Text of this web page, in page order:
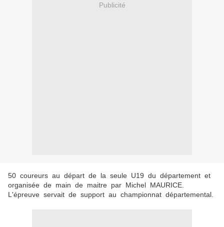
Publicité
50 coureurs au départ de la seule U19 du département et
organisée de main de maitre par Michel MAURICE.
L'épreuve servait de support au championnat départemental.